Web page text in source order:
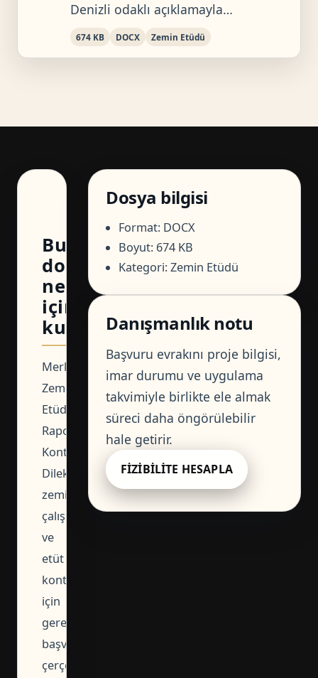
Denizli odaklı açıklamayla…
674 KB DOCX Zemin Etüdü
Bu
dosya
ne
için
kullanılır?
Merkezefendi
Zemin
Etüd
Raporu
Kontrol
Dilekçesi,
zemin
çalışması
ve
etüt
kontrolü
için
gerekli
başvuru
çerçevesini
Dosya bilgisi
Format: DOCX
Boyut: 674 KB
Kategori: Zemin Etüdü
Danışmanlık notu
Başvuru evrakını proje bilgisi,
imar durumu ve uygulama
takvimiyle birlikte ele almak
süreci daha öngörülebilir
hale getirir.
FIZIBILITE HESAPLA